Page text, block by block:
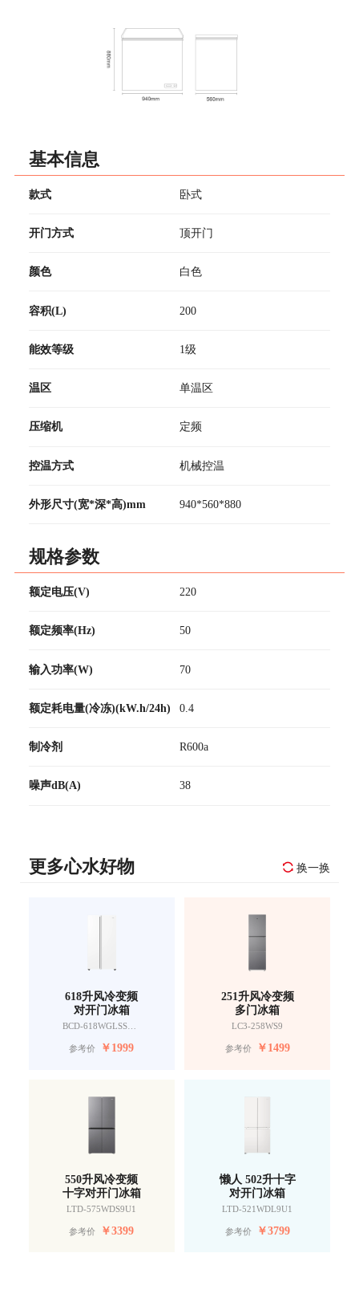
基本信息
款式 卧式
开门方式 顶开门
颜色 白色
容积(L) 200
能效等级 1级
温区 单温区
压缩机 定频
控温方式 机械控温
外形尺寸(宽*深*高)mm 940*560*880
规格参数
额定电压(V) 220
额定频率(Hz) 50
输入功率(W) 70
额定耗电量(冷冻)(kW.h/24h) 0.4
制冷剂 R600a
噪声dB(A) 38
更多心水好物 换一换
618升风冷变频
对开门冰箱
BCD-618WGLSSEDW9
参考价 ￥1999
251升风冷变频
多门冰箱
LC3-258WS9
参考价 ￥1499
550升风冷变频
十字对开门冰箱
LTD-575WDS9U1
参考价 ￥3399
懒人 502升十字
对开门冰箱
LTD-521WDL9U1
参考价 ￥3799